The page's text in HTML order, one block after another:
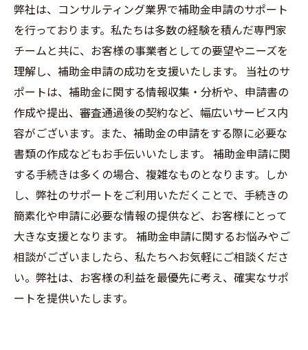
弊社は、コンサルティング業界で補助金申請のサポート
を行っております。私たちは多数の経験を積んだ専門家
チームと共に、お客様の事業者としての要望やニーズを
理解し、補助金申請の成功を支援いたします。 当社のサ
ポートは、補助金に関する情報収集・分析や、申請書の
作成や提出、審査通過後の契約など、幅広いサービス内
容がございます。また、補助金の申請をする際に必要な
書類の作成などもお手伝いいたします。 補助金申請に関
する手続きは多くの場合、複雑なものとなります。しか
し、弊社のサポートをご利用いただくことで、手続きの
簡素化や申請に必要な情報の提供など、お客様にとって
大きな支援となります。 補助金申請に関するお悩みやご
相談がございましたら、私たちへお気軽にご相談くださ
い。弊社は、お客様の利益を最優先に考え、確実なサポ
ートを提供いたします。